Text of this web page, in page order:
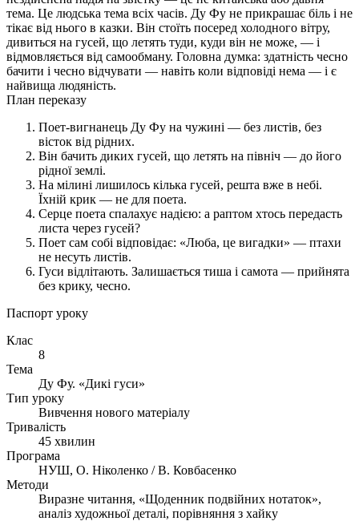
тема. Це людська тема всіх часів. Ду Фу не прикрашає біль і не
тікає від нього в казки. Він стоїть посеред холодного вітру,
дивиться на гусей, що летять туди, куди він не може, — і
відмовляється від самообману. Головна думка: здатність чесно
бачити і чесно відчувати — навіть коли відповіді нема — і є
найвища людяність.
План переказу
Поет-вигнанець Ду Фу на чужині — без листів, без
вісток від рідних.
Він бачить диких гусей, що летять на північ — до його
рідної землі.
На мілині лишилось кілька гусей, решта вже в небі.
Їхній крик — не для поета.
Серце поета спалахує надією: а раптом хтось передасть
листа через гусей?
Поет сам собі відповідає: «Люба, це вигадки» — птахи
не несуть листів.
Гуси відлітають. Залишається тиша і самота — прийнята
без крику, чесно.
Паспорт уроку
Клас
8
Тема
Ду Фу. «Дикі гуси»
Тип уроку
Вивчення нового матеріалу
Тривалість
45 хвилин
Програма
НУШ, О. Ніколенко / В. Ковбасенко
Методи
Виразне читання, «Щоденник подвійних нотаток»,
аналіз художньої деталі, порівняння з хайку